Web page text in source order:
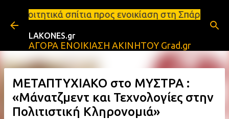
Μετάβαση στο κύριο περιεχόμενο
προς ενοικίαση στη Σπάρτη Ενοικιάσεις
LAKONES.gr
ΑΓΟΡΑ ΕΝΟΙΚΙΑΣΗ ΑΚΙΝΗΤΟΥ Grad.gr
ΜΕΤΑΠΤΥΧΙΑΚΟ στο ΜΥΣΤΡΑ :
«Μάνατζμεντ και Τεχνολογίες στην
Πολιτιστική Κληρονομιά»